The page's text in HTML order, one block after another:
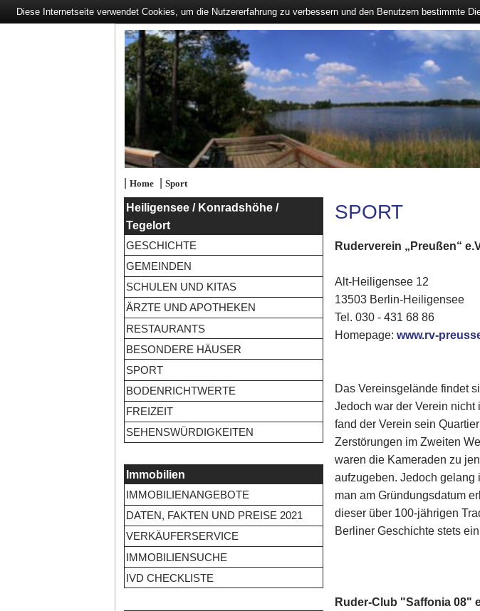
| Home| Sport
Heiligensee / Konradshöhe /
Tegelort
GESCHICHTE
GEMEINDEN
SCHULEN UND KITAS
ÄRZTE UND APOTHEKEN
RESTAURANTS
BESONDERE HÄUSER
SPORT
BODENRICHTWERTE
FREIZEIT
SEHENSWÜRDIGKEITEN
Immobilien
IMMOBILIENANGEBOTE
DATEN, FAKTEN UND PREISE 2021
VERKÄUFERSERVICE
IMMOBILIENSUCHE
IVD CHECKLISTE
SPORT
Ruderverein „Preußen“
Alt-Heiligensee 12
13503 Berlin-Heiligensee
Tel. 030 - 431 68 86
Homepage:www.rv-
Das Vereinsgelände findet
Jedoch war der Verein
fand der Verein sein
Zerstörungen im Zweiten
waren die Kameraden zu
aufzugeben. Jedoch
man am Gründungsdatum
dieser über 100-jährigen
Berliner Geschichte stets
Ruder-Club "Saffonia 08"
Diese Internetseite verwendet Cookies, um die Nutzererfahrung zu verbessern und den Benutzern bestimmte